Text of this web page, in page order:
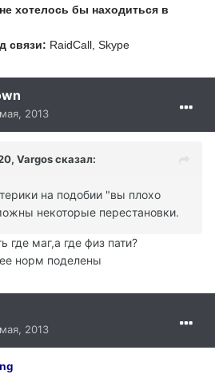
хотелось бы находиться в
связи: RaidCall, Skype
2013
Vargos сказал:
на подобии "вы плохо
некоторые перестановки.
маг,а где физ пати?
норм поделены
2013